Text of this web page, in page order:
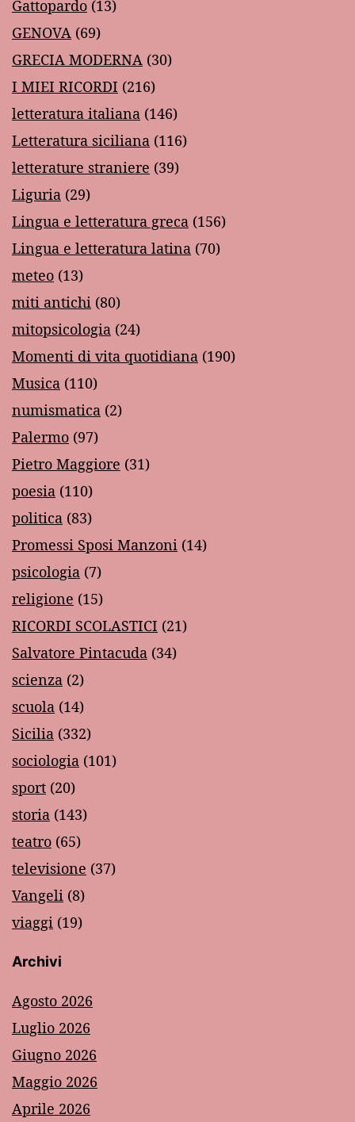
Gattopardo (13)
GENOVA (69)
GRECIA MODERNA (30)
I MIEI RICORDI (216)
letteratura italiana (146)
Letteratura siciliana (116)
letterature straniere (39)
Liguria (29)
Lingua e letteratura greca (156)
Lingua e letteratura latina (70)
meteo (13)
miti antichi (80)
mitopsicologia (24)
Momenti di vita quotidiana (190)
Musica (110)
numismatica (2)
Palermo (97)
Pietro Maggiore (31)
poesia (110)
politica (83)
Promessi Sposi Manzoni (14)
psicologia (7)
religione (15)
RICORDI SCOLASTICI (21)
Salvatore Pintacuda (34)
scienza (2)
scuola (14)
Sicilia (332)
sociologia (101)
sport (20)
storia (143)
teatro (65)
televisione (37)
Vangeli (8)
viaggi (19)
Archivi
Agosto 2026
Luglio 2026
Giugno 2026
Maggio 2026
Aprile 2026